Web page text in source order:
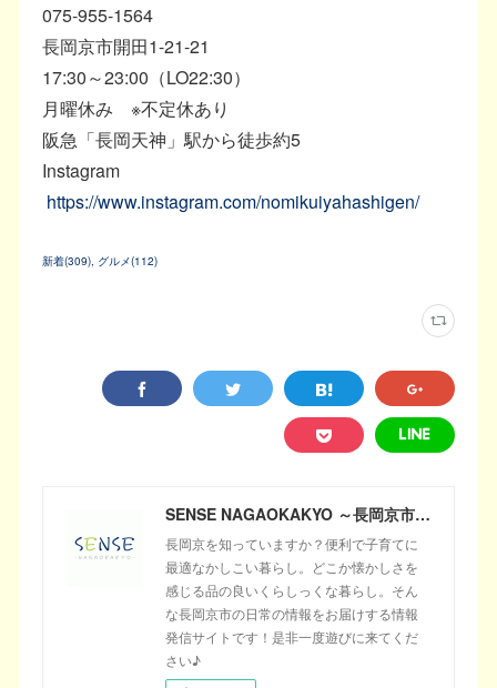
075-955-1564
長岡京市開田1-21-21
17:30～23:00（LO22:30）
月曜休み ※不定休あり
阪急「長岡天神」駅から徒歩約5
Instagram
https://www.instagram.com/nomikuiyahashigen/
新着(309) グルメ(112)
SENSE NAGAOKAKYO ～長岡京市のサブサイト～
長岡京を知っていますか？便利で子育てに
最適なかしこい暮らし。どこか懐かしさを
感じる品の良いくらしっくな暮らし。そん
な長岡京市の日常の情報をお届けする情報
発信サイトです！是非一度遊びに来てくだ
さい♪